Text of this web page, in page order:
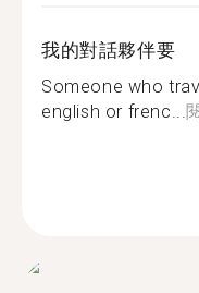
我的對話夥伴要
Someone who
english or frenc...